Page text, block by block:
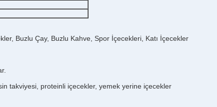
Buzlu Çay, Buzlu Kahve, Spor İçecekleri, Katı İçecekler
takviyesi, proteinli içecekler, yemek yerine içecekler